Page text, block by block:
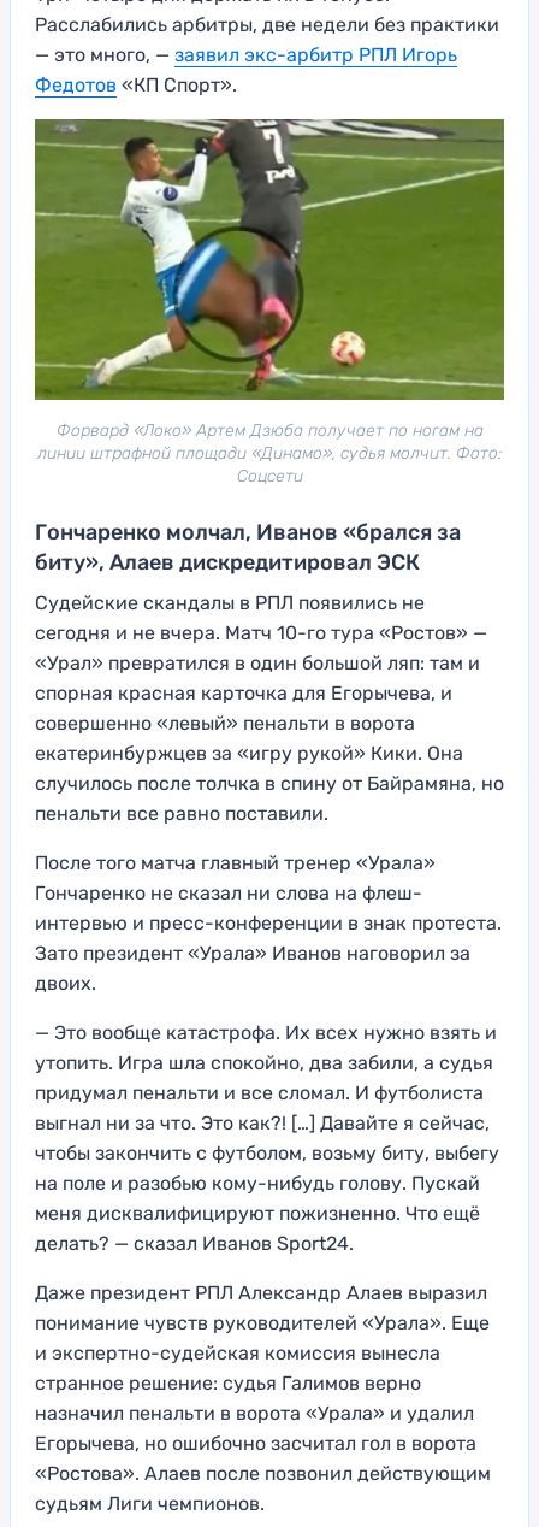
Расслабились арбитры, две недели без практики
— это много, — заявил экс-арбитр РПЛ Игорь
Федотов «КП Спорт».
Форвард «Локо» Артем Дзюба получает по ногам на
линии штрафной площади «Динамо», судья молчит. Фото:
Соцсети
Гончаренко молчал, Иванов «брался за
биту», Алаев дискредитировал ЭСК
Судейские скандалы в РПЛ появились не
сегодня и не вчера. Матч 10-го тура «Ростов» —
«Урал» превратился в один большой ляп: там и
спорная красная карточка для Егорычева, и
совершенно «левый» пенальти в ворота
екатеринбуржцев за «игру рукой» Кики. Она
случилось после толчка в спину от Байрамяна, но
пенальти все равно поставили.
После того матча главный тренер «Урала»
Гончаренко не сказал ни слова на флеш-
интервью и пресс-конференции в знак протеста.
Зато президент «Урала» Иванов наговорил за
двоих.
— Это вообще катастрофа. Их всех нужно взять и
утопить. Игра шла спокойно, два забили, а судья
придумал пенальти и все сломал. И футболиста
выгнал ни за что. Это как?! […] Давайте я сейчас,
чтобы закончить с футболом, возьму биту, выбегу
на поле и разобью кому-нибудь голову. Пускай
меня дисквалифицируют пожизненно. Что ещё
делать? — сказал Иванов Sport24.
Даже президент РПЛ Александр Алаев выразил
понимание чувств руководителей «Урала». Еще
и экспертно-судейская комиссия вынесла
странное решение: судья Галимов верно
назначил пенальти в ворота «Урала» и удалил
Егорычева, но ошибочно засчитал гол в ворота
«Ростова». Алаев после позвонил действующим
судьям Лиги чемпионов.